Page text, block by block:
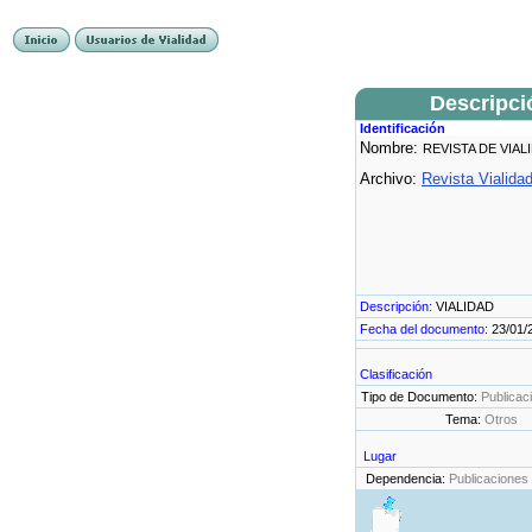
Identificación
Nombre: REVISTA DE
Archivo: Revista
Descripción: VIALIDAD
Fecha del documento: 23/01/
Clasificación
Tipo de Documento:
Tema: Otros
Lugar
Dependencia: Publicaciones